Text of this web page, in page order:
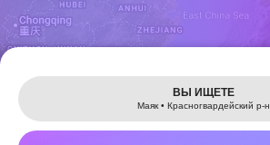
ВЫ ИЩЕТЕ
Маяк • Красногвардейский р-н